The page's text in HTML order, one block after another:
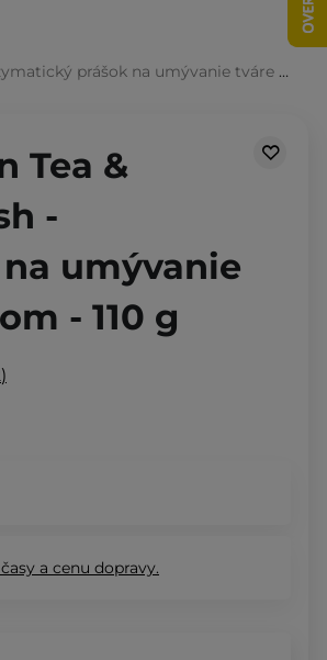
na umývanie tváre so zeleným čajom - 110 g
Tea &
-
umývanie
- 110 g
časy a cenu dopravy.